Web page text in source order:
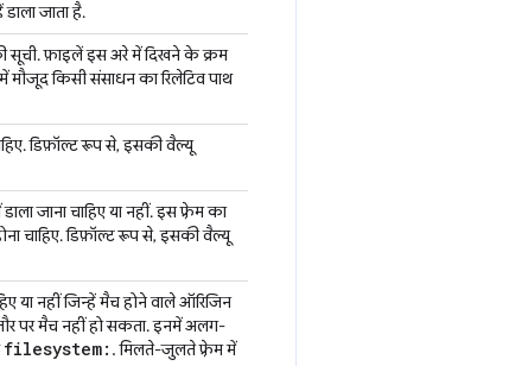
जाता है.
सूची. फ़ाइलें इस अरे में दिखने के क्रम
मौजूद किसी संसाधन का रिलेटिव पाथ
डिफ़ॉल्ट रूप से, इसकी वैल्यू
जाना चाहिए या नहीं. इस फ़्रेम का
चाहिए. डिफ़ॉल्ट रूप से, इसकी वैल्यू
या नहीं जिन्हें मैच होने वाले ऑरिजिन
पर मैच नहीं हो सकता. इनमें अलग-
filesystem: . मिलते-जुलते फ़्रेम में